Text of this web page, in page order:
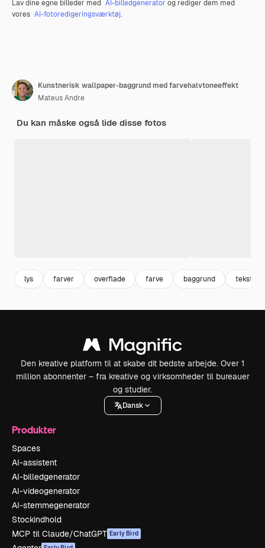
Lav dine egne billeder med AI-billedgenerator og rediger dem med
vores AI-fotoredigeringsværktøj.
Kunstnerisk wallpaper-baggrund med farvehalvtoneeffekt
Mateus Andre
Du kan måske også lide disse fotos
lys farver overflade farve baggrund tekstur
Den kreative platform til at skabe dit bedste arbejde. Over 1
million abonnenter – fra kreative og virksomheder til bureauer
og studier.
Dansk
Produkter
Spaces
AI-assistent
AI-billedgenerator
AI-videogenerator
AI-stemmegenerator
Stockindhold
MCP til Claude/ChatGPT Early Bird